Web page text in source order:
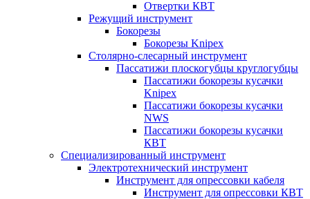
Отвертки КВТ
Режущий инструмент
Бокорезы
Бокорезы Knipex
Столярно-слесарный инструмент
Пассатижи плоскогубцы круглогубцы
Пассатижи бокорезы кусачки
Knipex
Пассатижи бокорезы кусачки
NWS
Пассатижи бокорезы кусачки
КВТ
Специализированный инструмент
Электротехнический инструмент
Инструмент для опрессовки кабеля
Инструмент для опрессовки КВТ